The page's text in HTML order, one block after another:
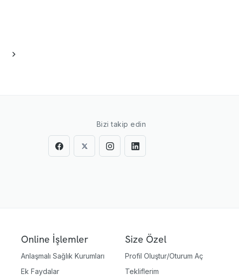
Bizi takip edin
Online İşlemler
Anlaşmalı Sağlık Kurumları
Ek Faydalar
Size Özel
Profil Oluştur/Oturum Aç
Tekliflerim